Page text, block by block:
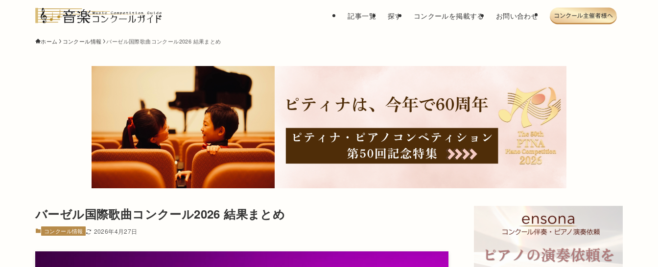
記事一覧 探す コンクールを掲載する お問い合わせ
ホーム コンクール情報 バーゼル国際歌曲コンクール2026 結果まとめ
バーゼル国際歌曲コンクール2026 結果まとめ
コンクール情報 2026年4月27日